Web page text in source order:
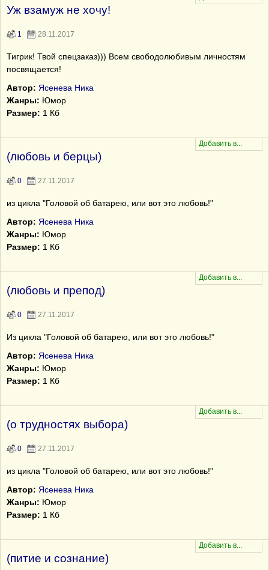
Уж взамуж не хочу!
1 28.11.2017
Тигрик! Твой спецзаказ))) Всем свободолюбивым личностям
посвящается!
Автор: Ясенева Ника
Жанры: Юмор
Размер: 1 Кб
(любовь и берцы)
0 27.11.2017
из цикла "Головой об батарею, или вот это любовь!"
Автор: Ясенева Ника
Жанры: Юмор
Размер: 1 Кб
(любовь и препод)
0 27.11.2017
Из цикла "Головой об батарею, или вот это любовь!"
Автор: Ясенева Ника
Жанры: Юмор
Размер: 1 Кб
(о трудностях выбора)
0 27.11.2017
из цикла "Головой об батарею, или вот это любовь!"
Автор: Ясенева Ника
Жанры: Юмор
Размер: 1 Кб
(питие и сознание)